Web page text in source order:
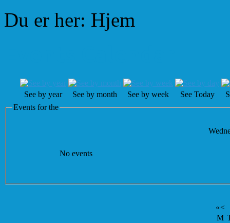
Du er her: Hjem
See by year See by month See by week See Today
Events for the
No events
«<
M